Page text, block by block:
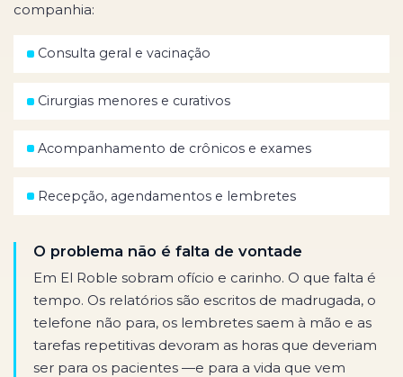
companhia:
Consulta geral e vacinação
Cirurgias menores e curativos
Acompanhamento de crônicos e exames
Recepção, agendamentos e lembretes
O problema não é falta de vontade
Em El Roble sobram ofício e carinho. O que falta é
tempo. Os relatórios são escritos de madrugada, o
telefone não para, os lembretes saem à mão e as
tarefas repetitivas devoram as horas que deveriam
ser para os pacientes —e para a vida que vem